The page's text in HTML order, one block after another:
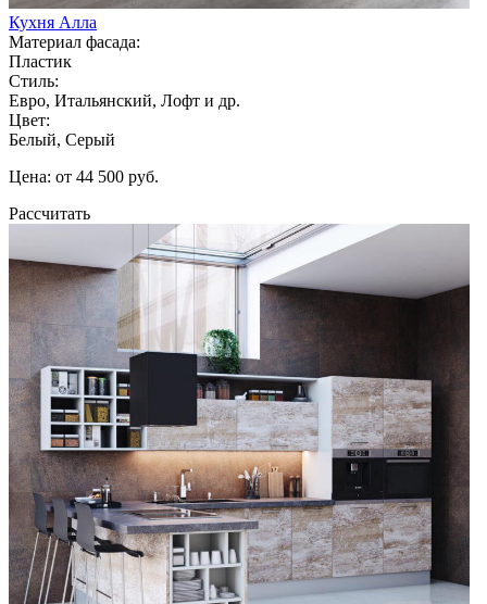
Кухня Алла
Материал фасада:
Пластик
Стиль:
Евро, Итальянский, Лофт и др.
Цвет:
Белый, Серый
Цена: от 44 500 руб.
Рассчитать